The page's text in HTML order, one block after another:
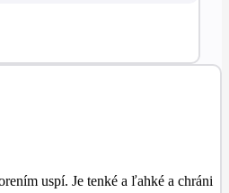
uspí. Je tenké a ľahké a chráni